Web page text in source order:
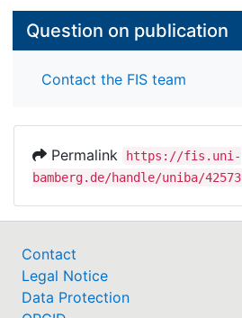
Question on publication
Contact the FIS team
Permalink
https://fis.uni-
bamberg.de/handle/uniba/42573
Contact
Legal Notice
Data Protection